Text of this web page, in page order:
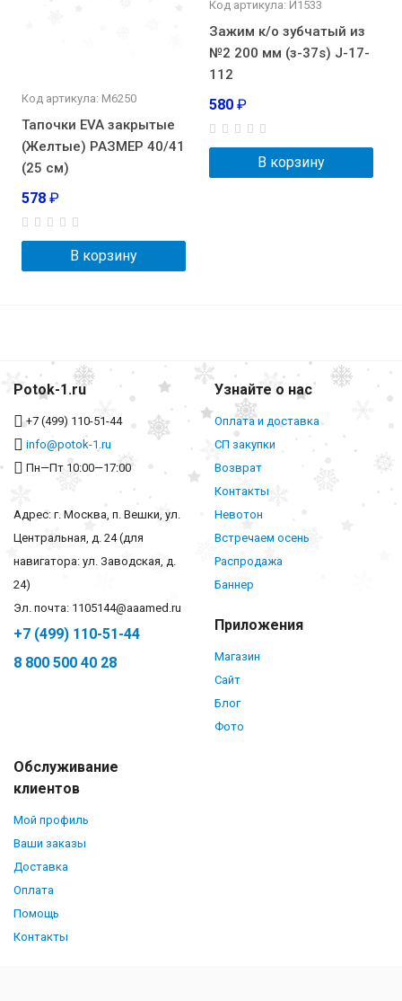
Код артикула: М6250
Тапочки EVA закрытые
(Желтые) РАЗМЕР 40/41
(25 см)
578 ₽
В корзину
Код артикула: И1533
Зажим к/о зубчатый из
№2 200 мм (з-37s) J-17-
112
580 ₽
В корзину
Potok-1.ru
+7 (499) 110-51-44
info@potok-1.ru
Пн—Пт 10:00—17:00
Адрес: г. Москва, п. Вешки, ул.
Центральная, д. 24 (для
навигатора: ул. Заводская, д.
24)
Эл. почта: 1105144@aaamed.ru
+7 (499) 110-51-44
8 800 500 40 28
Узнайте о нас
Оплата и доставка
СП закупки
Возврат
Контакты
Невотон
Встречаем осень
Распродажа
Баннер
Приложения
Магазин
Сайт
Блог
Фото
Обслуживание
клиентов
Мой профиль
Ваши заказы
Доставка
Оплата
Помощь
Контакты